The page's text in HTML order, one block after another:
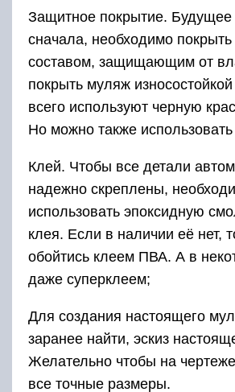
Защитное покрытие. Будущее
сначала, необходимо
составом, защищающим от
покрыть муляж
всего используют черную
Но можно также
Клей. Чтобы все детали
надежно скреплены,
использовать эпоксидную
клея. Если в наличии её нет,
обойтись клеем ПВА. А в
даже суперклеем;
Для создания настоящего
заранее найти, эскиз
Желательно чтобы на
все точные размеры.